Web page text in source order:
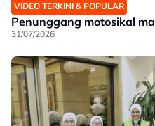
VIDEO TERKINI & POPULAR
Penunggang motosikal
31/07/2026